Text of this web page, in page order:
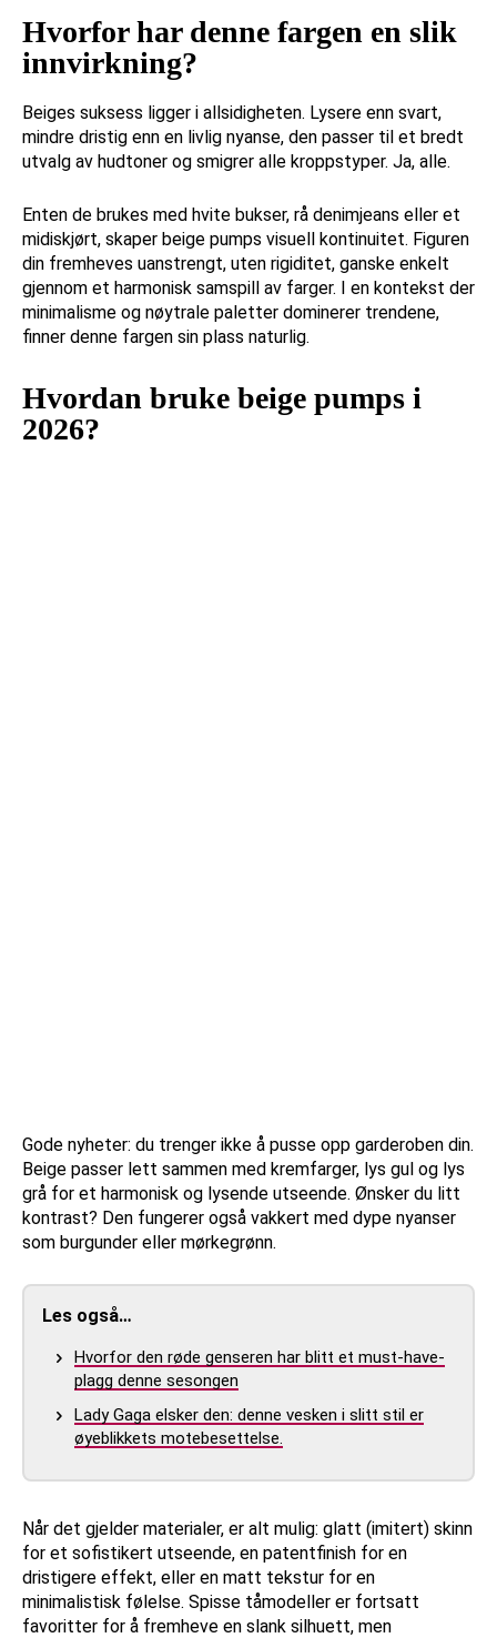
Hvorfor har denne fargen en slik
innvirkning?
Beiges suksess ligger i allsidigheten. Lysere enn svart,
mindre dristig enn en livlig nyanse, den passer til et bredt
utvalg av hudtoner og smigrer alle kroppstyper. Ja, alle.
Enten de brukes med hvite bukser, rå denimjeans eller et
midiskjørt, skaper beige pumps visuell kontinuitet. Figuren
din fremheves uanstrengt, uten rigiditet, ganske enkelt
gjennom et harmonisk samspill av farger. I en kontekst der
minimalisme og nøytrale paletter dominerer trendene,
finner denne fargen sin plass naturlig.
Hvordan bruke beige pumps i
2026?
Gode nyheter: du trenger ikke å pusse opp garderoben din.
Beige passer lett sammen med kremfarger, lys gul og lys
grå for et harmonisk og lysende utseende. Ønsker du litt
kontrast? Den fungerer også vakkert med dype nyanser
som burgunder eller mørkegrønn.
Les også…
Hvorfor den røde genseren har blitt et must-have-
plagg denne sesongen
Lady Gaga elsker den: denne vesken i slitt stil er
øyeblikkets motebesettelse.
Når det gjelder materialer, er alt mulig: glatt (imitert) skinn
for et sofistikert utseende, en patentfinish for en
dristigere effekt, eller en matt tekstur for en
minimalistisk følelse. Spisse tåmodeller er fortsatt
favoritter for å fremheve en slank silhuett, men